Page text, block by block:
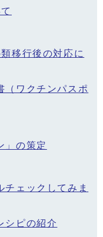
移行後の対応に
（ワクチンパスポ
」の策定
チェックしてみま
ピの紹介